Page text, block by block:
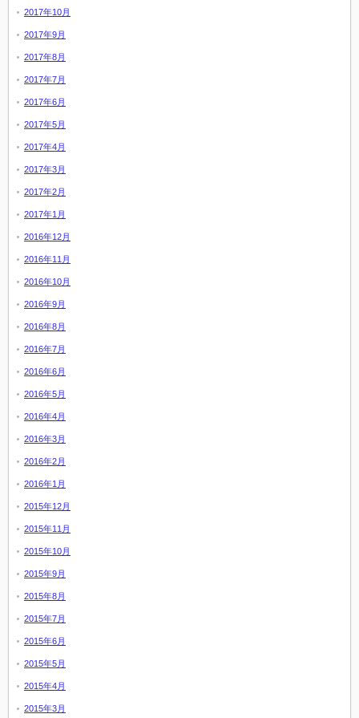
2017年10月
2017年9月
2017年8月
2017年7月
2017年6月
2017年5月
2017年4月
2017年3月
2017年2月
2017年1月
2016年12月
2016年11月
2016年10月
2016年9月
2016年8月
2016年7月
2016年6月
2016年5月
2016年4月
2016年3月
2016年2月
2016年1月
2015年12月
2015年11月
2015年10月
2015年9月
2015年8月
2015年7月
2015年6月
2015年5月
2015年4月
2015年3月